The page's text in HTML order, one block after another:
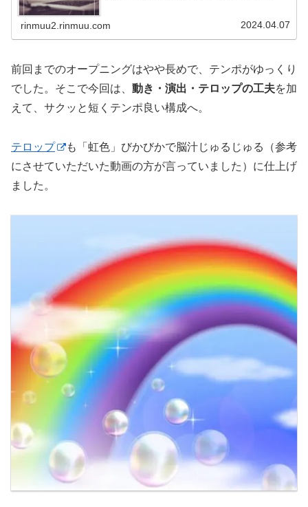
rinmuu2.rinmuu.com 2024.04.07
前回までのオープニングはやや長めで、テンポがゆっくり
でした。そこで今回は、 動き・演出・テロップの工夫を加
えて、サクッと短くテンポ良い構成へ。
テロップ
も「虹色」びかびかで脳汁じゅるじゅる（参考
にさせていただいた動画の方が言っていました）に仕上げ
ました。